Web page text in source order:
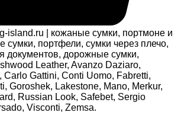
island.ru | кожаные сумки, портмоне и
сумки, портфели, сумки через плечо,
документов, дорожные сумки,
Leather, Avanzo Daziaro,
Carlo Gattini, Conti Uomo, Fabretti,
Goroshek, Lakestone, Mano, Merkur,
Russian Look, Safebet, Sergio
Visconti, Zemsa.